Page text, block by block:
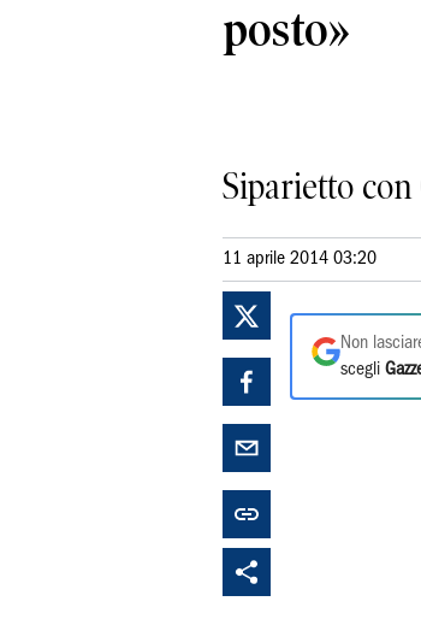
posto»
Siparietto
11 aprile 2014 03:20
Non
scegli